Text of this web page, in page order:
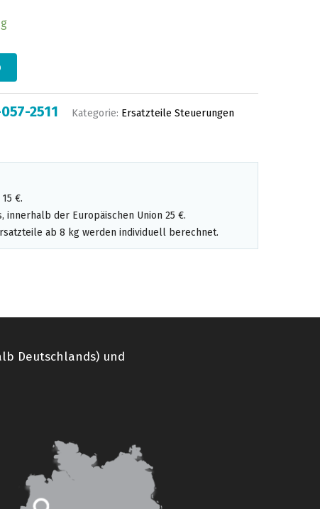
2511 Kategorie: Ersatzteile Steuerungen
€.
innerhalb der Europäischen Union 25 €.
ab 8 kg werden individuell berechnet.
Deutschlands) und